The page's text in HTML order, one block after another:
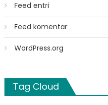
Feed entri
Feed komentar
WordPress.org
Tag Cloud